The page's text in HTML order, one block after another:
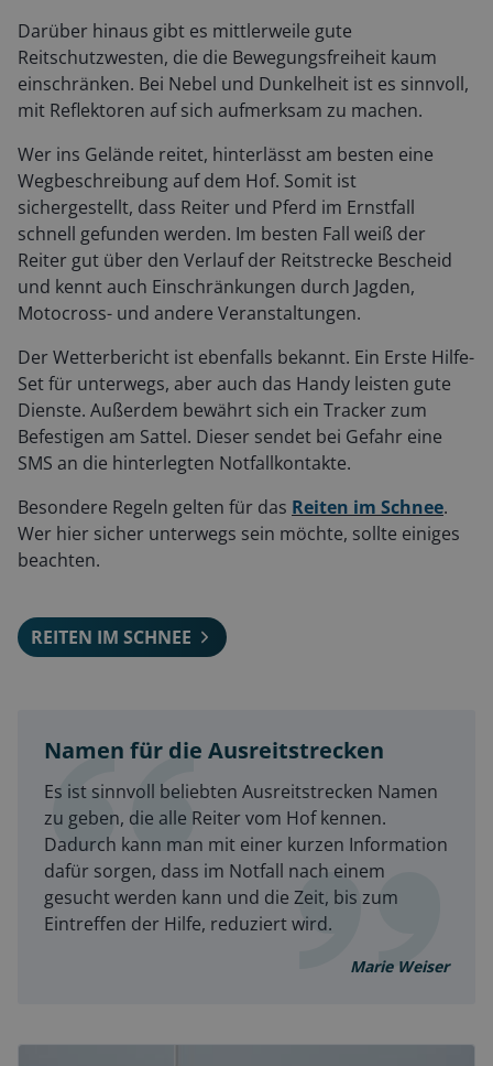
Darüber hinaus gibt es mittlerweile gute
Reitschutzwesten, die die Bewegungsfreiheit kaum
einschränken. Bei Nebel und Dunkelheit ist es sinnvoll,
mit Reflektoren auf sich aufmerksam zu machen.
Wer ins Gelände reitet, hinterlässt am besten eine
Wegbeschreibung auf dem Hof. Somit ist
sichergestellt, dass Reiter und Pferd im Ernstfall
schnell gefunden werden. Im besten Fall weiß der
Reiter gut über den Verlauf der Reitstrecke Bescheid
und kennt auch Einschränkungen durch Jagden,
Motocross- und andere Veranstaltungen.
Der Wetterbericht ist ebenfalls bekannt. Ein Erste Hilfe-
Set für unterwegs, aber auch das Handy leisten gute
Dienste. Außerdem bewährt sich ein Tracker zum
Befestigen am Sattel. Dieser sendet bei Gefahr eine
SMS an die hinterlegten Notfallkontakte.
Besondere Regeln gelten für das Reiten im Schnee.
Wer hier sicher unterwegs sein möchte, sollte einiges
beachten.
REITEN IM SCHNEE
Namen für die Ausreitstrecken
Es ist sinnvoll beliebten Ausreitstrecken Namen
zu geben, die alle Reiter vom Hof kennen.
Dadurch kann man mit einer kurzen Information
dafür sorgen, dass im Notfall nach einem
gesucht werden kann und die Zeit, bis zum
Eintreffen der Hilfe, reduziert wird.
Marie Weiser